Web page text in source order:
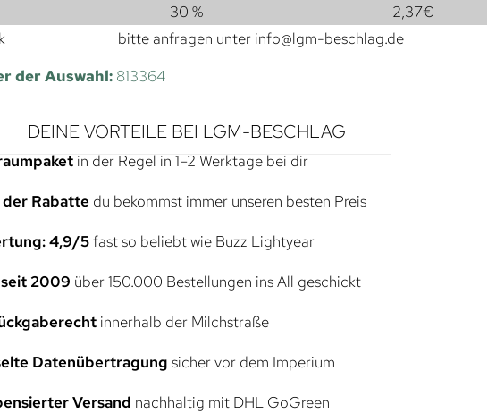
30 % 2,37€
bitte anfragen unter info@lgm-beschlag.de
der Auswahl: 813364
DEINE VORTEILE BEI LGM-BESCHLAG
in der Regel in 1–2 Werktage bei dir
Rabatte du bekommst immer unseren besten Preis
4,9/5fast so beliebt wie Buzz Lightyear
2009 über 150.000 Bestellungen ins All geschickt
innerhalb der Milchstraße
Datenübertragung sicher vor dem Imperium
Versand nachhaltig mit DHL GoGreen